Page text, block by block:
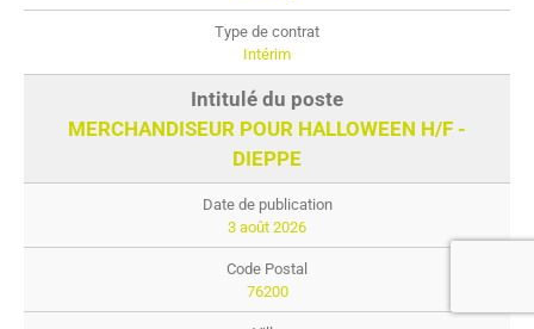
Intérim
MERCHANDISEUR POUR HALLOWEEN H/F -
DIEPPE
3 août 2026
76200